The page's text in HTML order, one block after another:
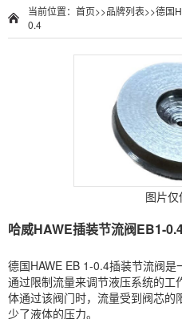
当前位置： 首页>>品牌列表>>德国
0.4
图片
哈威HAWE插装节流阀EB1-
德国HAWE EB 1-0.4插装节流阀
通过限制流量来调节液压系统的
体通过该阀门时，流量受到阀芯
少了液体的压力。